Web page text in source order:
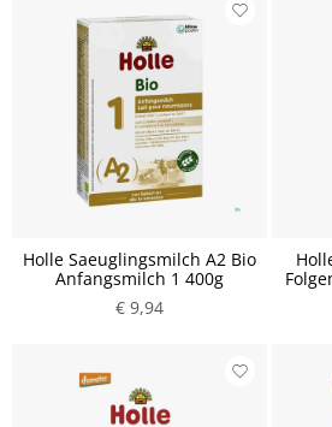
Holle Saeuglingsmilch A2 Bio
Anfangsmilch 1 400g
€ 9,94